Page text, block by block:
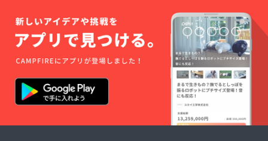
に、
「BRC
支援ラ
イ
ダー」
という
肩書き
をBRC
が公認
ので
す。
BRCを